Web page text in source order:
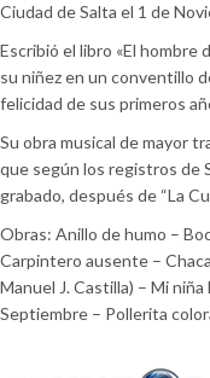
Ciudad de Salta el 1 de
Escribió el libro «El hombre
su niñez en un conventillo
felicidad de sus primeros
Su obra musical de mayor
que según los registros de
grabado, después de “La
Obras: Anillo de humo –
Carpintero ausente –
Manuel J. Castilla) – Mi
Septiembre – Pollerita